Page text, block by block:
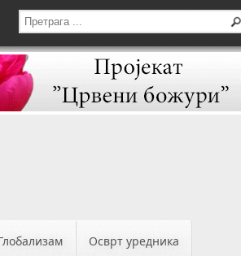
Осврт уредника